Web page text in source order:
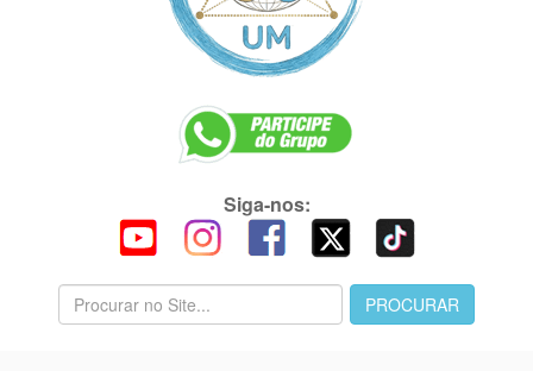
Siga-nos: